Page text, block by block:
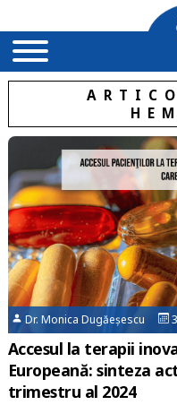
Dr. Monica Dugăeșescu
Accesul la terapii
Europeană: sinteza
trimestru al 2024